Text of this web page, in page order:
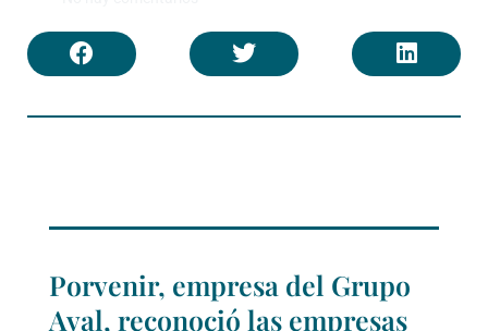
Porvenir, empresa del Grupo
Aval, reconoció las empresas